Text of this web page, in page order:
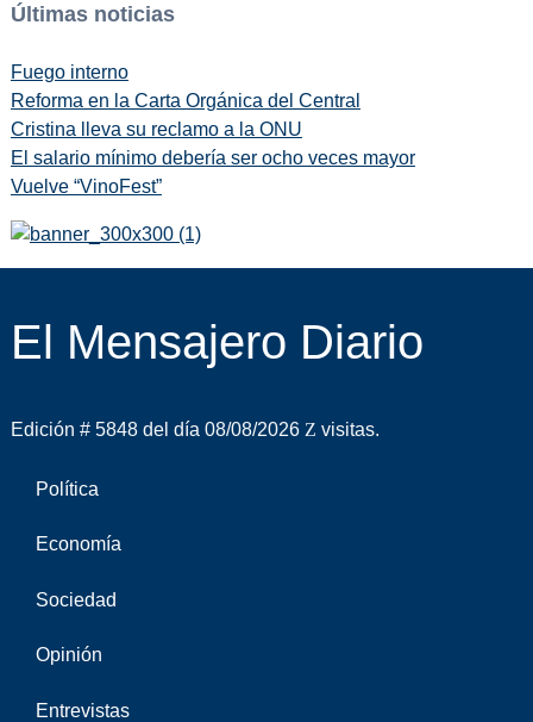
Últimas noticias
Fuego interno
Reforma en la Carta Orgánica del Central
Cristina lleva su reclamo a la ONU
El salario mínimo debería ser ocho veces mayor
Vuelve “VinoFest”
El Mensajero Diario
Edición # 5848 del día 08/08/2026 visitas.
Política
Economía
Sociedad
Opinión
Entrevistas